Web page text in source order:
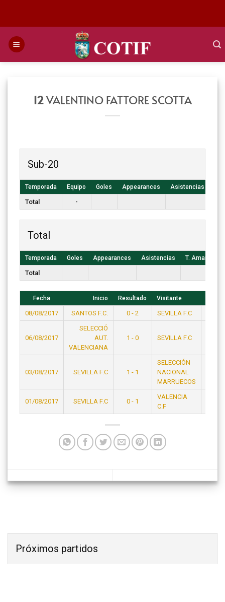
12VALENTINO FATTORE SCOTTA
Sub-20
Temporada Equipo Goles Appearances Asistencias
Total -
Total
Temporada Goles Appearances Asistencias T. Amarillas
Total
Fecha Inicio Resultado Visitante
08/08/2017 SANTOS F.C. 0 - 2 SEVILLA F.C
06/08/2017
SELECCIÓ
AUT.
VALENCIANA
1 - 0 SEVILLA F.C
03/08/2017 SEVILLA F.C 1 - 1
SELECCIÓN
NACIONAL
MARRUECOS
01/08/2017 SEVILLA F.C 0 - 1
VALENCIA
C.F
Próximos partidos